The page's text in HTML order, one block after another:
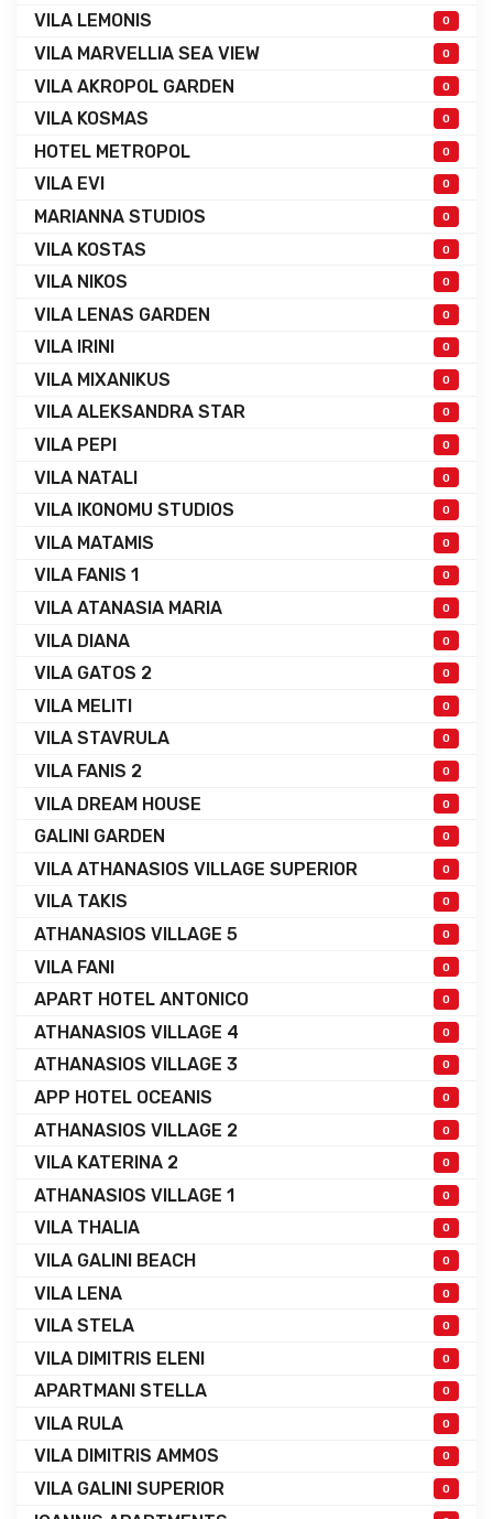
VILA LEMONIS 0
VILA MARVELLIA SEA VIEW 0
VILA AKROPOL GARDEN 0
VILA KOSMAS 0
HOTEL METROPOL 0
VILA EVI 0
MARIANNA STUDIOS 0
VILA KOSTAS 0
VILA NIKOS 0
VILA LENAS GARDEN 0
VILA IRINI 0
VILA MIXANIKUS 0
VILA ALEKSANDRA STAR 0
VILA PEPI 0
VILA NATALI 0
VILA IKONOMU STUDIOS 0
VILA MATAMIS 0
VILA FANIS 1 0
VILA ATANASIA MARIA 0
VILA DIANA 0
VILA GATOS 2 0
VILA MELITI 0
VILA STAVRULA 0
VILA FANIS 2 0
VILA DREAM HOUSE 0
GALINI GARDEN 0
VILA ATHANASIOS VILLAGE SUPERIOR 0
VILA TAKIS 0
ATHANASIOS VILLAGE 5 0
VILA FANI 0
APART HOTEL ANTONICO 0
ATHANASIOS VILLAGE 4 0
ATHANASIOS VILLAGE 3 0
APP HOTEL OCEANIS 0
ATHANASIOS VILLAGE 2 0
VILA KATERINA 2 0
ATHANASIOS VILLAGE 1 0
VILA THALIA 0
VILA GALINI BEACH 0
VILA LENA 0
VILA STELA 0
VILA DIMITRIS ELENI 0
APARTMANI STELLA 0
VILA RULA 0
VILA DIMITRIS AMMOS 0
VILA GALINI SUPERIOR 0